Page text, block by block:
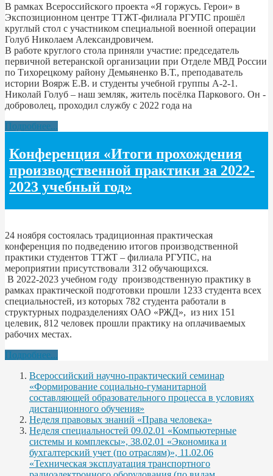
В рамках Всероссийского проекта «Я горжусь. Герои» в
Экспозиционном центре ТТЖТ-филиала РГУПС прошёл
круглый стол с участником специальной военной операции
Голуб Николаем Александровичем.
В работе круглого стола приняли участие: председатель
первичной ветеранской организации при Отделе МВД России
по Тихорецкому району Демьяненко В.Т., преподаватель
истории Воярж Е.В. и студенты учебной группы А-2-1.
Николай Голуб – наш земляк, житель посёлка Паркового. Он -
доброволец, проходил службу с 2022 года на
Подробнее...
Конференция «Итоги прохождения
производственной практики за 2022-
2023 учебный год»
24 ноября состоялась традиционная практическая
конференция по подведению итогов производственной
практики студентов ТТЖТ – филиала РГУПС, на
мероприятии присутствовали 312 обучающихся.
В 2022-2023 учебном году производственную практику в
рамках практической подготовки прошли 1233 студента всех
специальностей, из которых 782 студента работали в
структурных подразделениях ОАО «РЖД», из них 151
целевик, 812 человек прошли практику на оплачиваемых
рабочих местах.
Подробнее...
Всероссийский научно-практический семинар
«Формирование социально-гуманитарной
составляющей образовательного процесса в условиях
дистанционного обучения»
Неделя правовых знаний «Права человека»
Неделя специальностей 09.02.01 «Компьютерные
системы и комплексы», 38.02.01 «Экономика и
бухгалтерский учет (по отраслям)», 11.02.06
«Техническая эксплуатация транспортного